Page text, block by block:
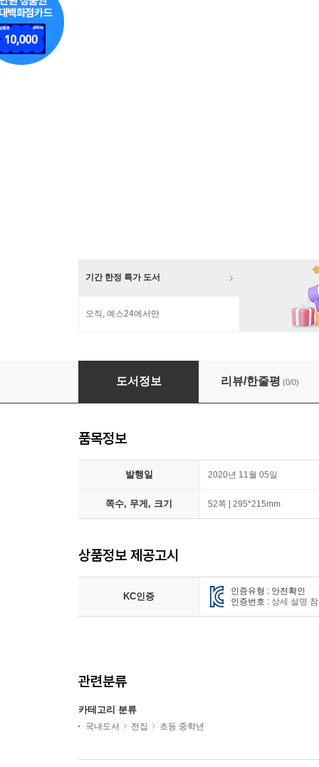
기간 한정 특가 도서
오직, 예스24에서만
황금도깨비상 수상작 (전4권) 그들은 결국 브
도서정보 리뷰/한줄평 (0/0)
품목정보
발행일 2020년 11월 05일
쪽수, 무게, 크기 52쪽 | 295*215mm
상품정보 제공고시
KC인증
인증유형 : 안전확인
인증번호 :상세 설명
관련분류
카테고리 분류
국내도서 전집 초등 중학년